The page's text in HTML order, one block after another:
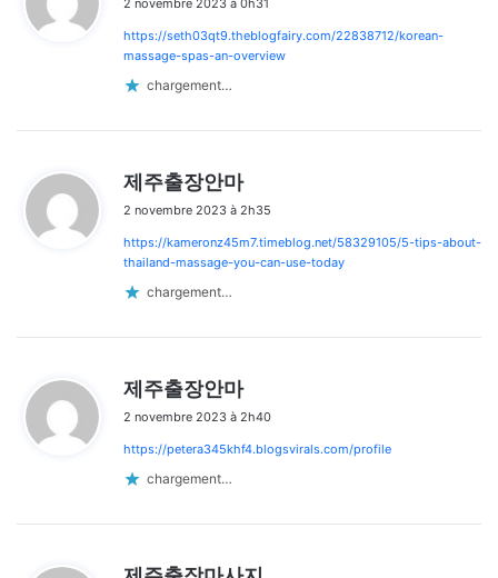
t
:
2 novembre 2023 à 0h31
https://seth03qt9.theblogfairy.com/22838712/korean-
massage-spas-an-overview
chargement…
제주출장안마
t
:
2 novembre 2023 à 2h35
https://kameronz45m7.timeblog.net/58329105/5-tips-about-
thailand-massage-you-can-use-today
chargement…
제주출장안마
t
2 novembre 2023 à 2h40
https://petera345khf4.blogsvirals.com/profile
chargement…